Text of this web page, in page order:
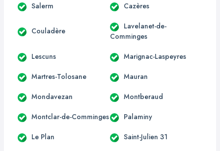
Salerm Cazères
Couladère
Lavelanet-de-
Comminges
Lescuns Marignac-Laspeyres
Martres-Tolosane Mauran
Mondavezan Montberaud
Montclar-de-Comminges Palaminy
Le Plan Saint-Julien 31